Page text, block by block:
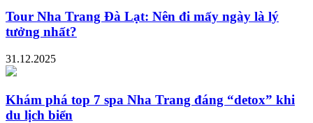
Tour Nha Trang Đà Lạt: Nên đi mấy ngày là lý
tưởng nhất?
31.12.2025
Khám phá top 7 spa Nha Trang đáng “detox” khi
du lịch biển